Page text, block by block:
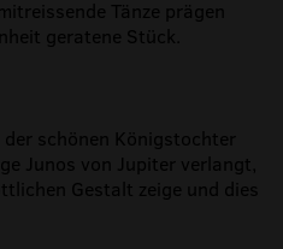
Tänze prägen
geratene Stück.
schönen Königstochter
Junos von Jupiter verlangt,
Gestalt zeige und dies